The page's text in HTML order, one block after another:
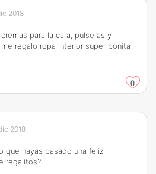
2018
para la cara, pulseras y
regalo ropa interior super bonita
0
2018
que hayas pasado una feliz
regalitos?